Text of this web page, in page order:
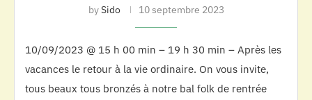
bySido 10 septembre 2023
10/09/2023 @ 15 h 00 min – 19 h 30 min – Après les
vacances le retour à la vie ordinaire. On vous invite,
tous beaux tous bronzés à notre bal folk de rentrée